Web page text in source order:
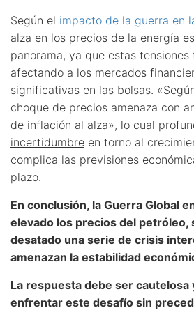
Según el impacto de la guerra en
alza en los precios de la energía
panorama, ya que estas tensiones
afectando a los mercados
significativas en las bolsas.
choque de precios amenaza con
de inflación al alza», lo cual
incertidumbre en torno al
complica las previsiones
plazo.
En conclusión, la Guerra Global
elevado los precios del petróleo,
desatado una serie de crisis
amenazan la estabilidad
La respuesta debe ser cautelosa
enfrentar este desafío sin